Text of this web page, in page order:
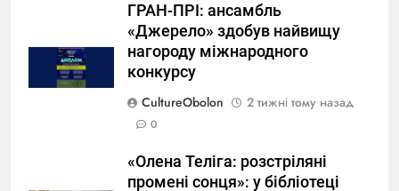
ГРАН-ПРІ: ансамбль
«Джерело» здобув найвищу
нагороду міжнародного
конкурсу
CultureObolon
2 тижні тому назад
0
«Олена Теліга: розстріляні
промені сонця»: у бібліотеці